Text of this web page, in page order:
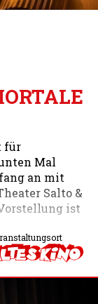
für
Mal
an mit
Salto &
ist